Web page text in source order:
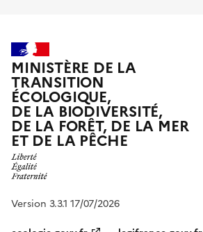
MINISTÈRE DE LA
TRANSITION
ÉCOLOGIQUE,
DE LA BIODIVERSITÉ,
DE LA FORÊT, DE LA MER
ET DE LA PÊCHE
Version 3.3.1 17/07/2026